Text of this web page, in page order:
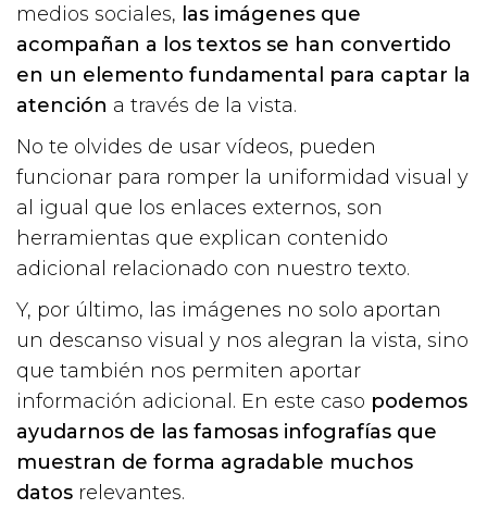
medios sociales, las imágenes que
acompañan a los textos se han convertido
en un elemento fundamental para captar la
atención a través de la vista.
No te olvides de usar vídeos, pueden
funcionar para romper la uniformidad visual y
al igual que los enlaces externos, son
herramientas que explican contenido
adicional relacionado con nuestro texto.
Y, por último, las imágenes no solo aportan
un descanso visual y nos alegran la vista, sino
que también nos permiten aportar
información adicional. En este caso podemos
ayudarnos de las famosas infografías que
muestran de forma agradable muchos
datos relevantes.